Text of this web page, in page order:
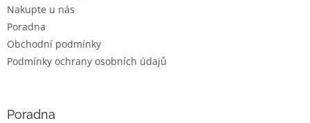
Nakupte u nás
Poradna
Obchodní podmínky
Podmínky ochrany osobních údajů
Poradna